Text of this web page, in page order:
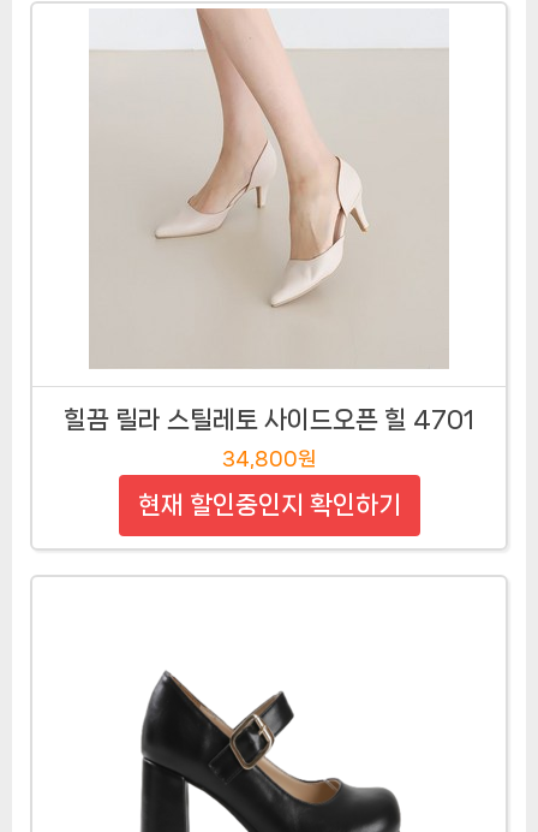
힐끔 릴라 스틸레토 사이드오픈 힐 4701
34,800원
현재 할인중인지 확인하기